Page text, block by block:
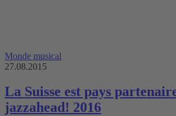
Monde musical
27.08.2015
La Suisse est pays
jazzahead! 2016